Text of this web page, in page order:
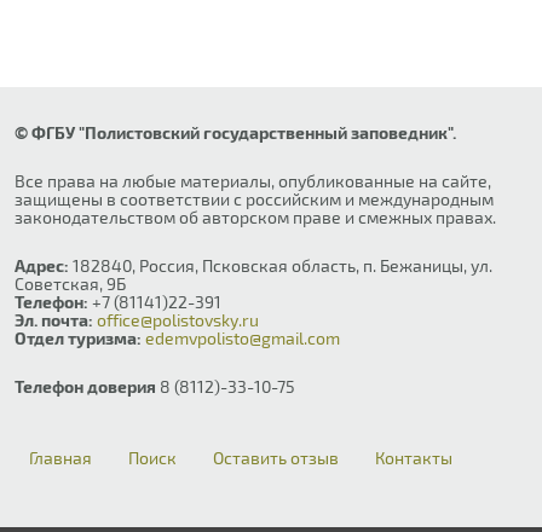
© ФГБУ "Полистовский государственный заповедник".
Все права на любые материалы, опубликованные на сайте,
защищены в соответствии с российским и международным
законодательством об авторском праве и смежных правах.
Адрес: 182840, Россия, Псковская область, п. Бежаницы, ул.
Советская, 9Б
Телефон: +7 (81141)22-391
Эл. почта: office@polistovsky.ru
Отдел туризма: edemvpolisto@gmail.com
Телефон доверия 8 (8112)-33-10-75
Главная Поиск Оставить отзыв Контакты